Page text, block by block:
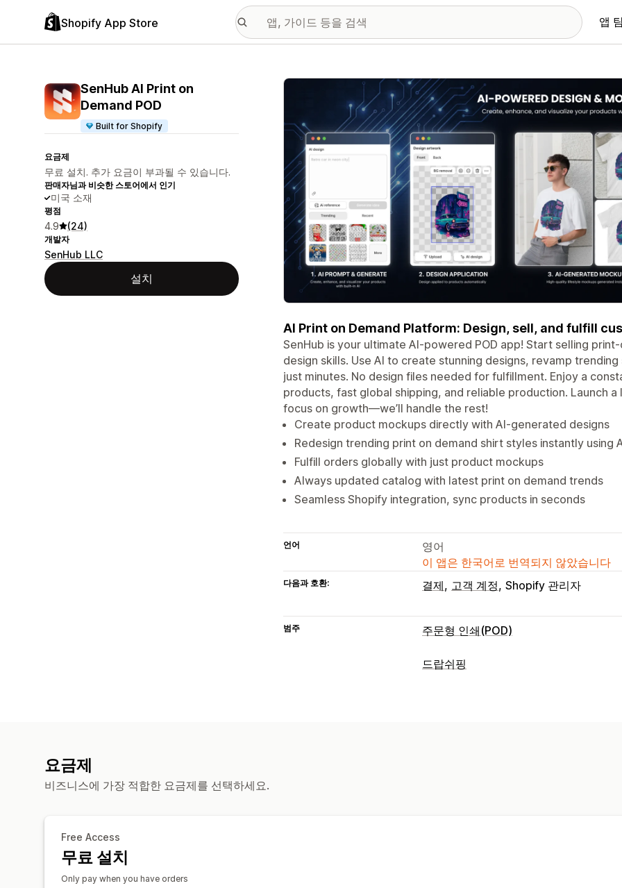
Shopify App Store 앱
SenHub AI Print on
Demand POD
Built for Shopify
요금제
무료 설치. 추가 요금이 부과될 수 있습니다.
판매자님과 비슷한 스토어에서 인기
미국 소재
평점
4.9 (24)
개발자
SenHub LLC
설치
추천 이미지 갤러리
AI Print on Demand Platform: Design, sell, and fulfill
SenHub is your ultimate AI-powered POD app! Start selling
design skills. Use AI to create stunning designs, revamp
just minutes. No design files needed for fulfillment. Enjoy a
products, fast global shipping, and reliable production. Launch
focus on growth—we’ll handle the rest!
Create product mockups directly with AI-generated designs
Redesign trending print on demand shirt styles instantly using
Fulfill orders globally with just product mockups
Always updated catalog with latest print on demand trends
Seamless Shopify integration, sync products in seconds
언어
영어
이 앱은 한국어로 번역되지 않았습니다
다음과 호환: 결제 고객 계정 Shopify 관리자
범주 주문형 인쇄(POD)
제품 맞춤 설정
드랍쉬핑
요금제
비즈니스에 가장 적합한 요금제를 선택하세요.
Free Access
무료 설치
Only pay when you have orders